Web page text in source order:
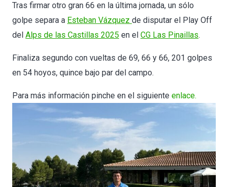
Tras firmar otro gran 66 en la última jornada, un sólo
golpe separa a Esteban Vázquez de disputar el Play Off
del Alps de las Castillas 2025 en el CG Las Pinaillas.
Finaliza segundo con vueltas de 69, 66 y 66, 201 golpes
en 54 hoyos, quince bajo par del campo.
Para más información pinche en el siguiente enlace.